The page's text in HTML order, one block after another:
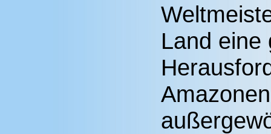
Land eine